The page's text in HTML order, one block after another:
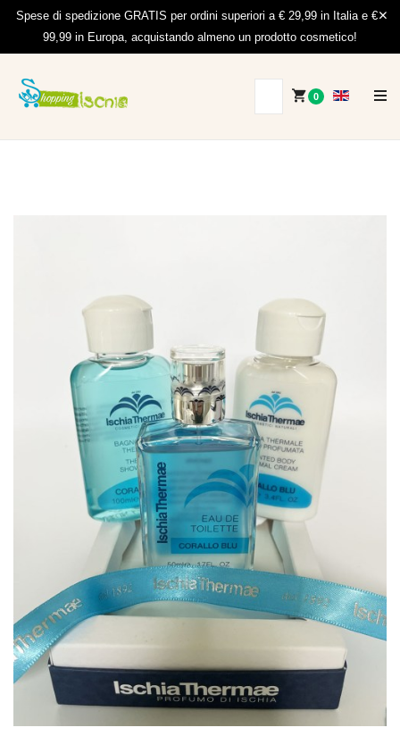
Spese di spedizione GRATIS per ordini superiori a € 29,99 in Italia e €
99,99 in Europa, acquistando almeno un prodotto cosmetico!
0